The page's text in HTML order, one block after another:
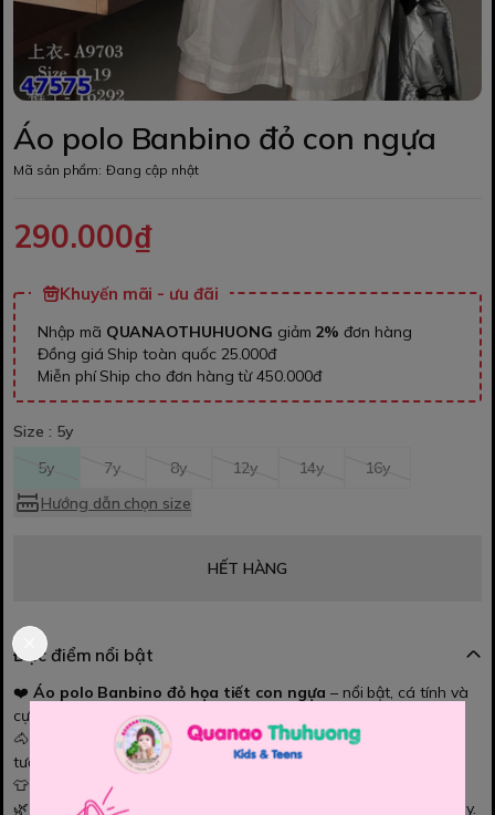
Áo polo Banbino đỏ con ngựa
Mã sản phẩm: Đang cập nhật
290.000₫
Khuyến mãi - ưu đãi
Nhập mã QUANAOTHUHUONG giảm 2% đơn hàng
Đồng giá Ship toàn quốc 25.000đ
Miễn phí Ship cho đơn hàng từ 450.000đ
Size : 5y
5y
7y 8y 12y 14y
16y
Hướng dẫn chọn size
HẾT HÀNG
Đặc điểm nổi bật
❤️ Áo polo Banbino đỏ họa tiết con ngựa – nổi bật, cá tính và
cực đáng yêu.
🐴 Hình chú ngựa dễ thương tạo điểm nhấn nổi bật trên nền đỏ
tươi.
👕 Form polo cổ bẻ lịch sự, bé mặc đi học hay đi chơi đều xinh.
🌿 Vải mềm mịn, thấm hút tốt, thoải mái cho bé vận động cả ngày.